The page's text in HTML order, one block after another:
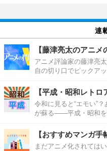
連
【藤津亮太のアニメ
アニメ評論家の藤津亮
自の切り口でピックアッ
【平成・昭和レトロ
令和に見ると“エモい”
が蘇る――平成・昭和を
【おすすめマンガ手
まだアニメ化されては